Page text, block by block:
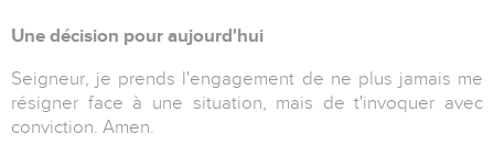
Une décision pour aujourd'hui
Seigneur, je prends l'engagement de ne plus jamais me
résigner face à une situation, mais de t'invoquer avec
conviction. Amen.